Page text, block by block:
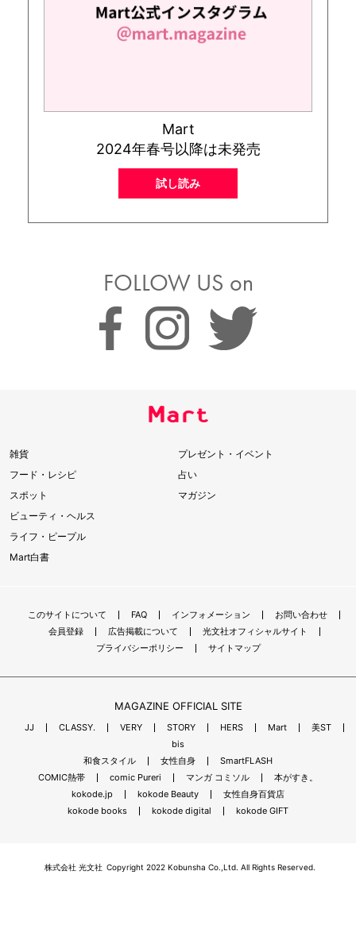
Mart
2024年春号以降は未発売
試し読み
FOLLOW US on
雑貨
フード・レシピ
スポット
ビューティ・ヘルス
ライフ・ピープル
Mart白書
プレゼント・イベント
占い
マガジン
このサイトについて FAQ インフォメーション
お問い合わせ
会員登録
広告掲載について
光文社オフィシャルサイト
プライバシーポリシー
サイトマップ
MAGAZINE OFFICIAL SITE
JJ CLASSY. VERY STORY HERS Mart
美ST
bis
和食スタイル
女性自身
SmartFLASH
COMIC熱帯
comic Pureri マンガ コミソル
本がすき。
kokode.jp
kokode Beauty
女性自身百貨店
kokode books
kokode digital kokode GIFT
株式会社 光文社 Copyright 2022 Kobunsha Co.,Ltd. All Rights Reserved.